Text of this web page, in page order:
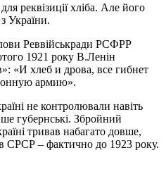
реквізиції хліба. Але його
України.
Реввійськради РСФРР
1921 року В.Ленін
«И хлеб и дрова, все гибнет
армию».
не контролювали навіть
губернські. Збройний
тривав набагато довше,
СРСР – фактично до 1923 року.